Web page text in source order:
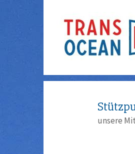
unsere